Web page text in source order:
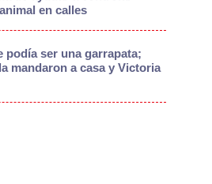
en calles
podía ser una garrapata;
mandaron a casa y Victoria